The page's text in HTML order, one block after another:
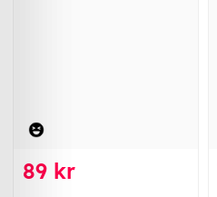
89 kr